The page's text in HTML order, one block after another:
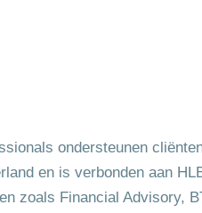
ondersteunen
en is verbonden aan
zoals Financial Advisory,